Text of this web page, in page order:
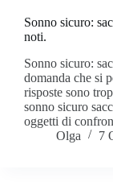
Sonno sicuro:
noti.
Sonno sicuro:
domanda che si
risposte sono
sonno sicuro
oggetti di
Olga
7